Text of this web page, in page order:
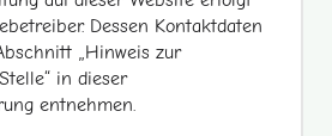
Dessen Kontaktdaten
„Hinweis zur
in dieser
entnehmen.